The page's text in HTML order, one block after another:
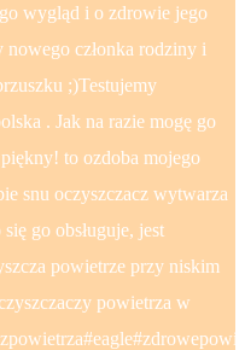
wygląd i o zdrowie jego
członka rodziny i
;)Testujemy
. Jak na razie mogę go
to ozdoba mojego
snu oczyszczacz wytwarza
go obsługuje, jest
powietrze przy niskim
powietrza w